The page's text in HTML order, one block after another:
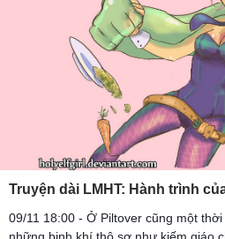
Truyện dài LMHT: Hành trình
09/11 18:00 - Ở Piltover cũng một
những binh khí thô sơ như kiếm giáo